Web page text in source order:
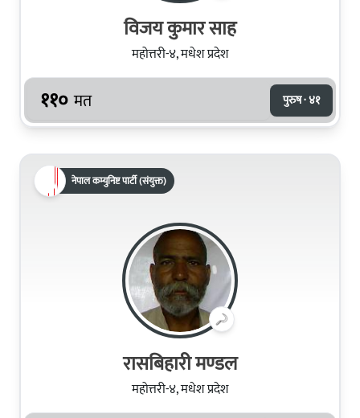
विजय कुमार साह
महोत्तरी-४, मधेश प्रदेश
११० मत पुरुष · ४१
नेपाल कम्युनिष्ट पार्टी (संयुक्त)
रासबिहारी मण्‍डल
महोत्तरी-४, मधेश प्रदेश